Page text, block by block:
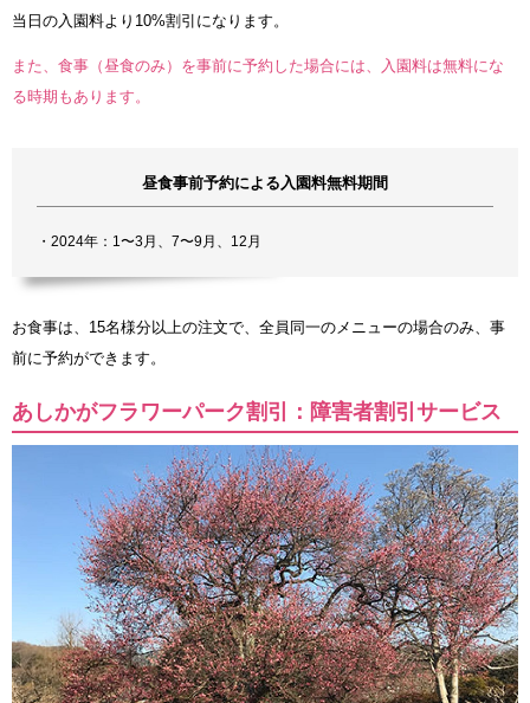
当日の入園料より10%割引になります。
また、食事（昼食のみ）を事前に予約した場合には、入園料は無料にな
る時期もあります。
昼食事前予約による入園料無料期間
・2024年：1〜3月、7〜9月、12月
お食事は、15名様分以上の注文で、全員同一のメニューの場合のみ、事
前に予約ができます。
あしかがフラワーパーク割引：障害者割引サービス